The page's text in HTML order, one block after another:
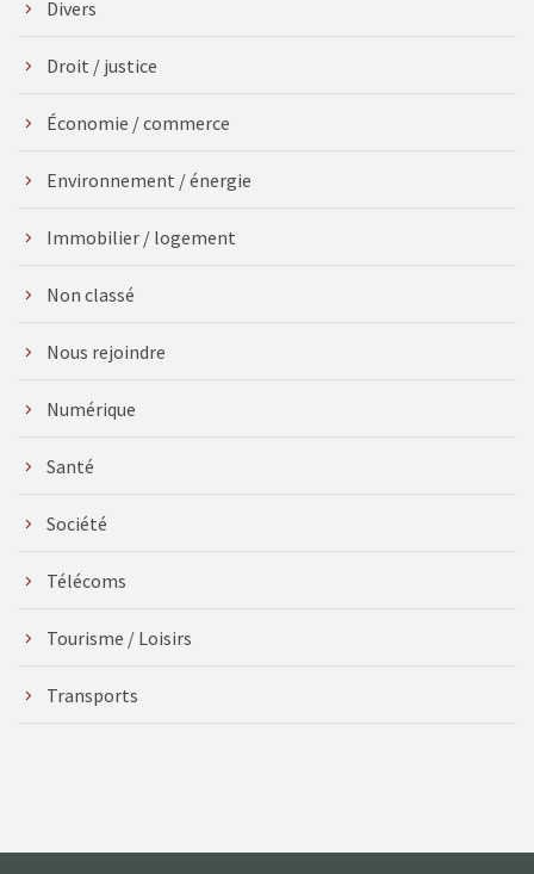
Divers
Droit / justice
Économie / commerce
Environnement / énergie
Immobilier / logement
Non classé
Nous rejoindre
Numérique
Santé
Société
Télécoms
Tourisme / Loisirs
Transports